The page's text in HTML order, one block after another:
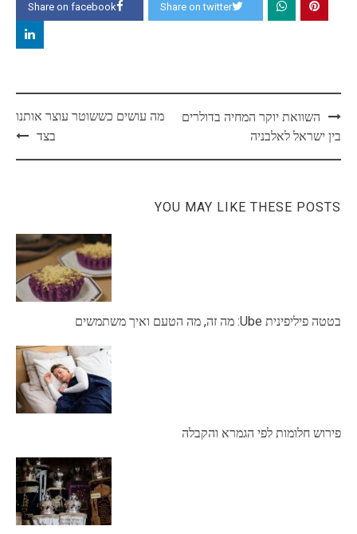
Share on facebook Share on twitter
Post
navigation
השוואת יוקר המחיה בדולרים
בין ישראל לאלבניה
מה עושים כששוטר עוצר אותנו
בצד
YOU MAY LIKE THESE POSTS
בטטה פיליפינית Ube: מה זה, מה הטעם ואיך משתמשים
פירוש חלומות לפי הגמרא והקבלה